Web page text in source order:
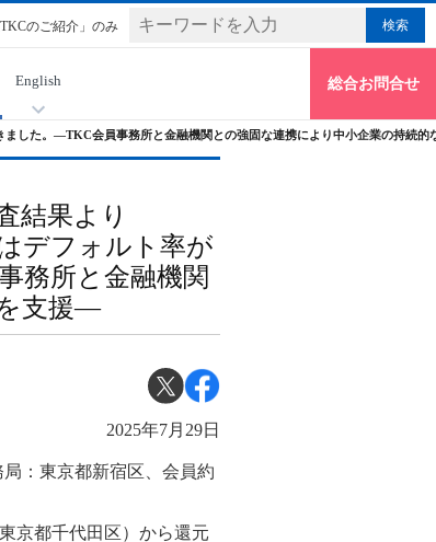
TKCのご紹介」のみ
English 総合お問合せ
した。―TKC会員事務所と金融機関との強固な連携により中小企業の持続
結果より
デフォルト率が
務所と金融機関
支援―
2025年7月29日
：東京都新宿区、会員約
京都千代田区）から還元